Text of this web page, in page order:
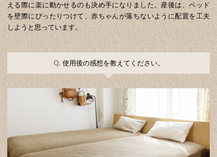
える際に楽に動かせるのも決め手になりました。産後は、ベッド
を壁際にぴったりつけて、赤ちゃんが落ちないように配置を工夫
しようと思っています。
Q.使用後の感想を教えてください。